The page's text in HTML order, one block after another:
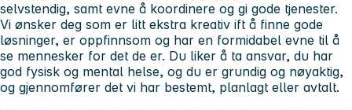
selvstendig, samt evne å koordinere og gi gode tjenester.
Vi ønsker deg som er litt ekstra kreativ ift å finne gode
løsninger, er oppfinnsom og har en formidabel evne til å
se mennesker for det de er. Du liker å ta ansvar, du har
god fysisk og mental helse, og du er grundig og nøyaktig,
og gjennomfører det vi har bestemt, planlagt eller avtalt.